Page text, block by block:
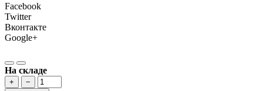
Facebook
Twitter
Вконтакте
Google+
На складе
+
−